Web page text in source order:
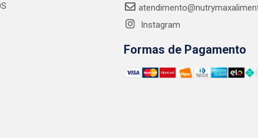
Instagram
Formas de Pagamento